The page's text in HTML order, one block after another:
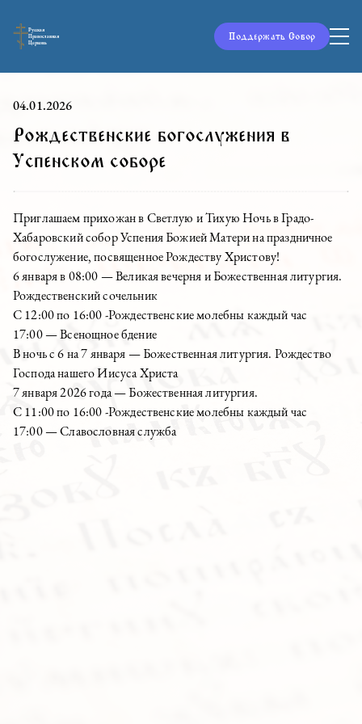
Русская
Православная
Церковь
Поддержать Собор
04.01.2026
Рождественские богослужения в
Успенском соборе
Приглашаем прихожан в Светлую и Тихую Ночь в Градо-
Хабаровский собор Успения Божией Матери на праздничное
богослужение, посвященное Рождеству Христову!
6 января в 08:00 — Великая вечерня и Божественная литургия.
Рождественский сочельник
С 12:00 по 16:00 -Рождественские молебны каждый час
17:00 — Всенощное бдение
В ночь с 6 на 7 января — Божественная литургия. Рождество
Господа нашего Иисуса Христа
7 января 2026 года — Божественная литургия.
С 11:00 по 16:00 -Рождественские молебны каждый час
17:00 — Славословная служба